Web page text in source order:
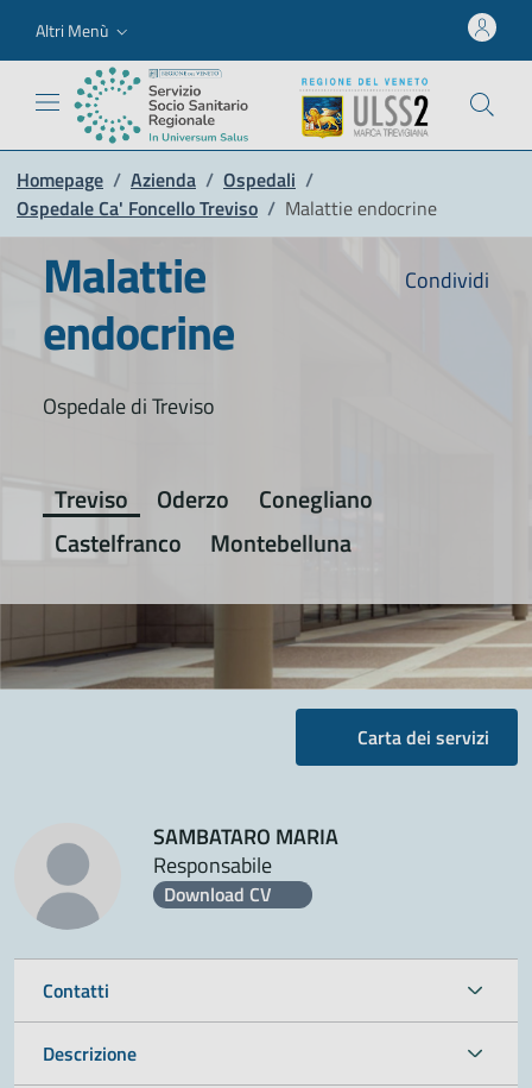
Altri Menù
Homepage / Azienda / Ospedali /
Ospedale Ca' Foncello Treviso / Malattie endocrine
Condividi
Malattie
endocrine
Ospedale di Treviso
Treviso Oderzo
Conegliano
Castelfranco
Montebelluna
Carta dei servizi
SAMBATARO MARIA
Responsabile
Download CV
Contatti
Descrizione